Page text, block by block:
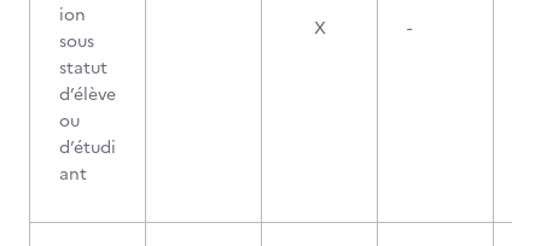
ion
sous
statut
d’élève
ou
d’étudi
ant
X -